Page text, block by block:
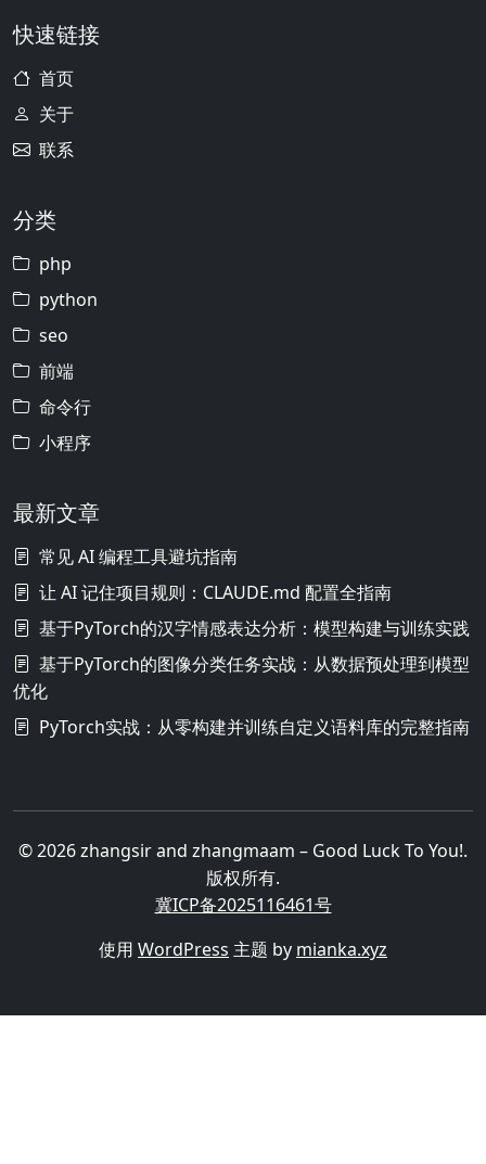
快速链接
首页
关于
联系
分类
php
python
seo
前端
命令行
小程序
最新文章
常见 AI 编程工具避坑指南
让 AI 记住项目规则：CLAUDE.md 配置全指南
基于PyTorch的汉字情感表达分析：模型构建与训练实践
基于PyTorch的图像分类任务实战：从数据预处理到模型
优化
PyTorch实战：从零构建并训练自定义语料库的完整指南
© 2026 zhangsir and zhangmaam – Good Luck To You!.
版权所有.
冀ICP备2025116461号
使用 WordPress 主题 by mianka.xyz